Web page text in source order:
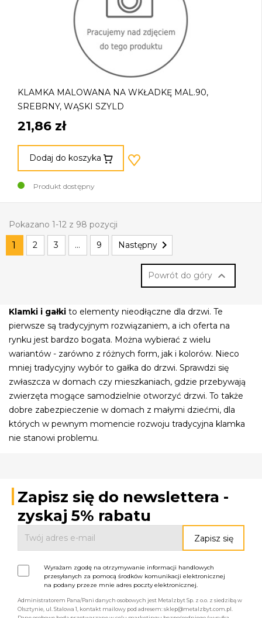
KLAMKA MALOWANA NA WKŁADKĘ MAL.90,
SREBRNY, WĄSKI SZYLD
21,86 zł
Dodaj do koszyka
Produkt dostępny
Pokazano 1-12 z 98 pozycji
1 2 3 … 9 Następny 
Powrót do góry 
Klamki i gałki to elementy nieodłączne dla drzwi. Te
pierwsze są tradycyjnym rozwiązaniem, a ich oferta na
rynku jest bardzo bogata. Można wybierać z wielu
wariantów - zarówno z różnych form, jak i kolorów. Nieco
mniej tradycyjny wybór to gałka do drzwi. Sprawdzi się
zwłaszcza w domach czy mieszkaniach, gdzie przebywają
zwierzęta mogące samodzielnie otworzyć drzwi. To także
dobre zabezpieczenie w domach z małymi dziećmi, dla
których w pewnym momencie rozwoju tradycyjna klamka
nie stanowi problemu.
Zapisz się do newslettera -
zyskaj 5% rabatu
Wyrażam zgodę na otrzymywanie informacji handlowych
przesyłanych za pomocą środków komunikacji elektronicznej
na podany przeze mnie adres poczty elektronicznej.
Administratorem Pana/Pani danych osobowych jest Metalzbyt Sp. z o.o. z siedzibą w
Olsztynie, ul. Stalowa 1, kontakt mailowy pod adresem: sklep@metalzbyt.com.pl.